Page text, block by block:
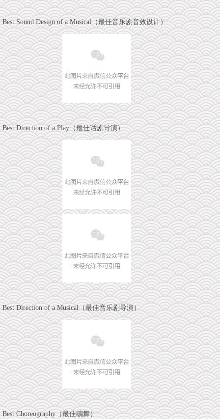
Best Sound Design of a Musical（最佳音乐剧音效设计）
Best Direction of a Play（最佳话剧导演）
Best Direction of a Musical（最佳音乐剧导演）
Best Choreography（最佳编舞）